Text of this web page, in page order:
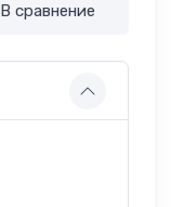
В сравнение